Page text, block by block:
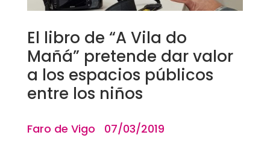
El libro de “A Vila do
Mañá” pretende dar valor
a los espacios públicos
entre los niños
Faro de Vigo 07/03/2019